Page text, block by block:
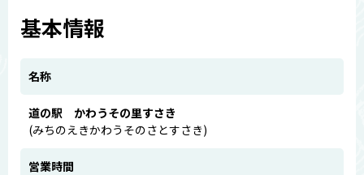
基本情報
名称
道の駅 かわうその里すさき
(みちのえきかわうそのさとすさき)
営業時間